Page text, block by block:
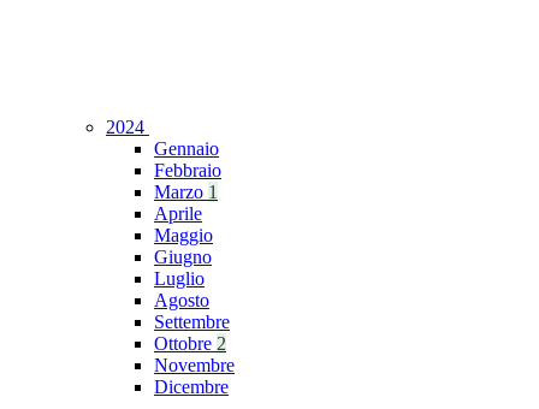
2024
Gennaio
Febbraio
Marzo 1
Aprile
Maggio
Giugno
Luglio
Agosto
Settembre
Ottobre 2
Novembre
Dicembre